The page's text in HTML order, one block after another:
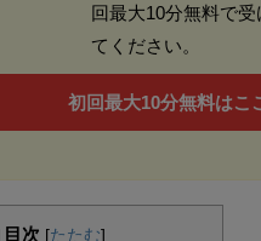
回最大10分無料で
てください。
初回最大10分無料は
目次 [たたむ]